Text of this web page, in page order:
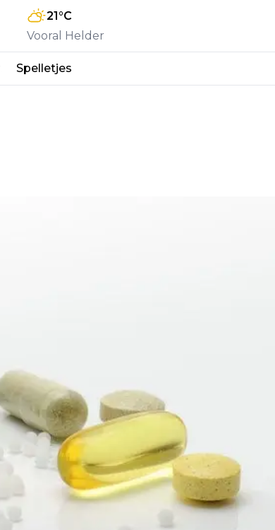
21°C
Vooral Helder
Spelletjes